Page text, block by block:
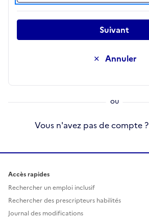
Annuler
Suivant
Vous n'avez pas de compte ?
Accès rapides
Rechercher un emploi inclusif
Rechercher des prescripteurs habilités
Journal des modifications